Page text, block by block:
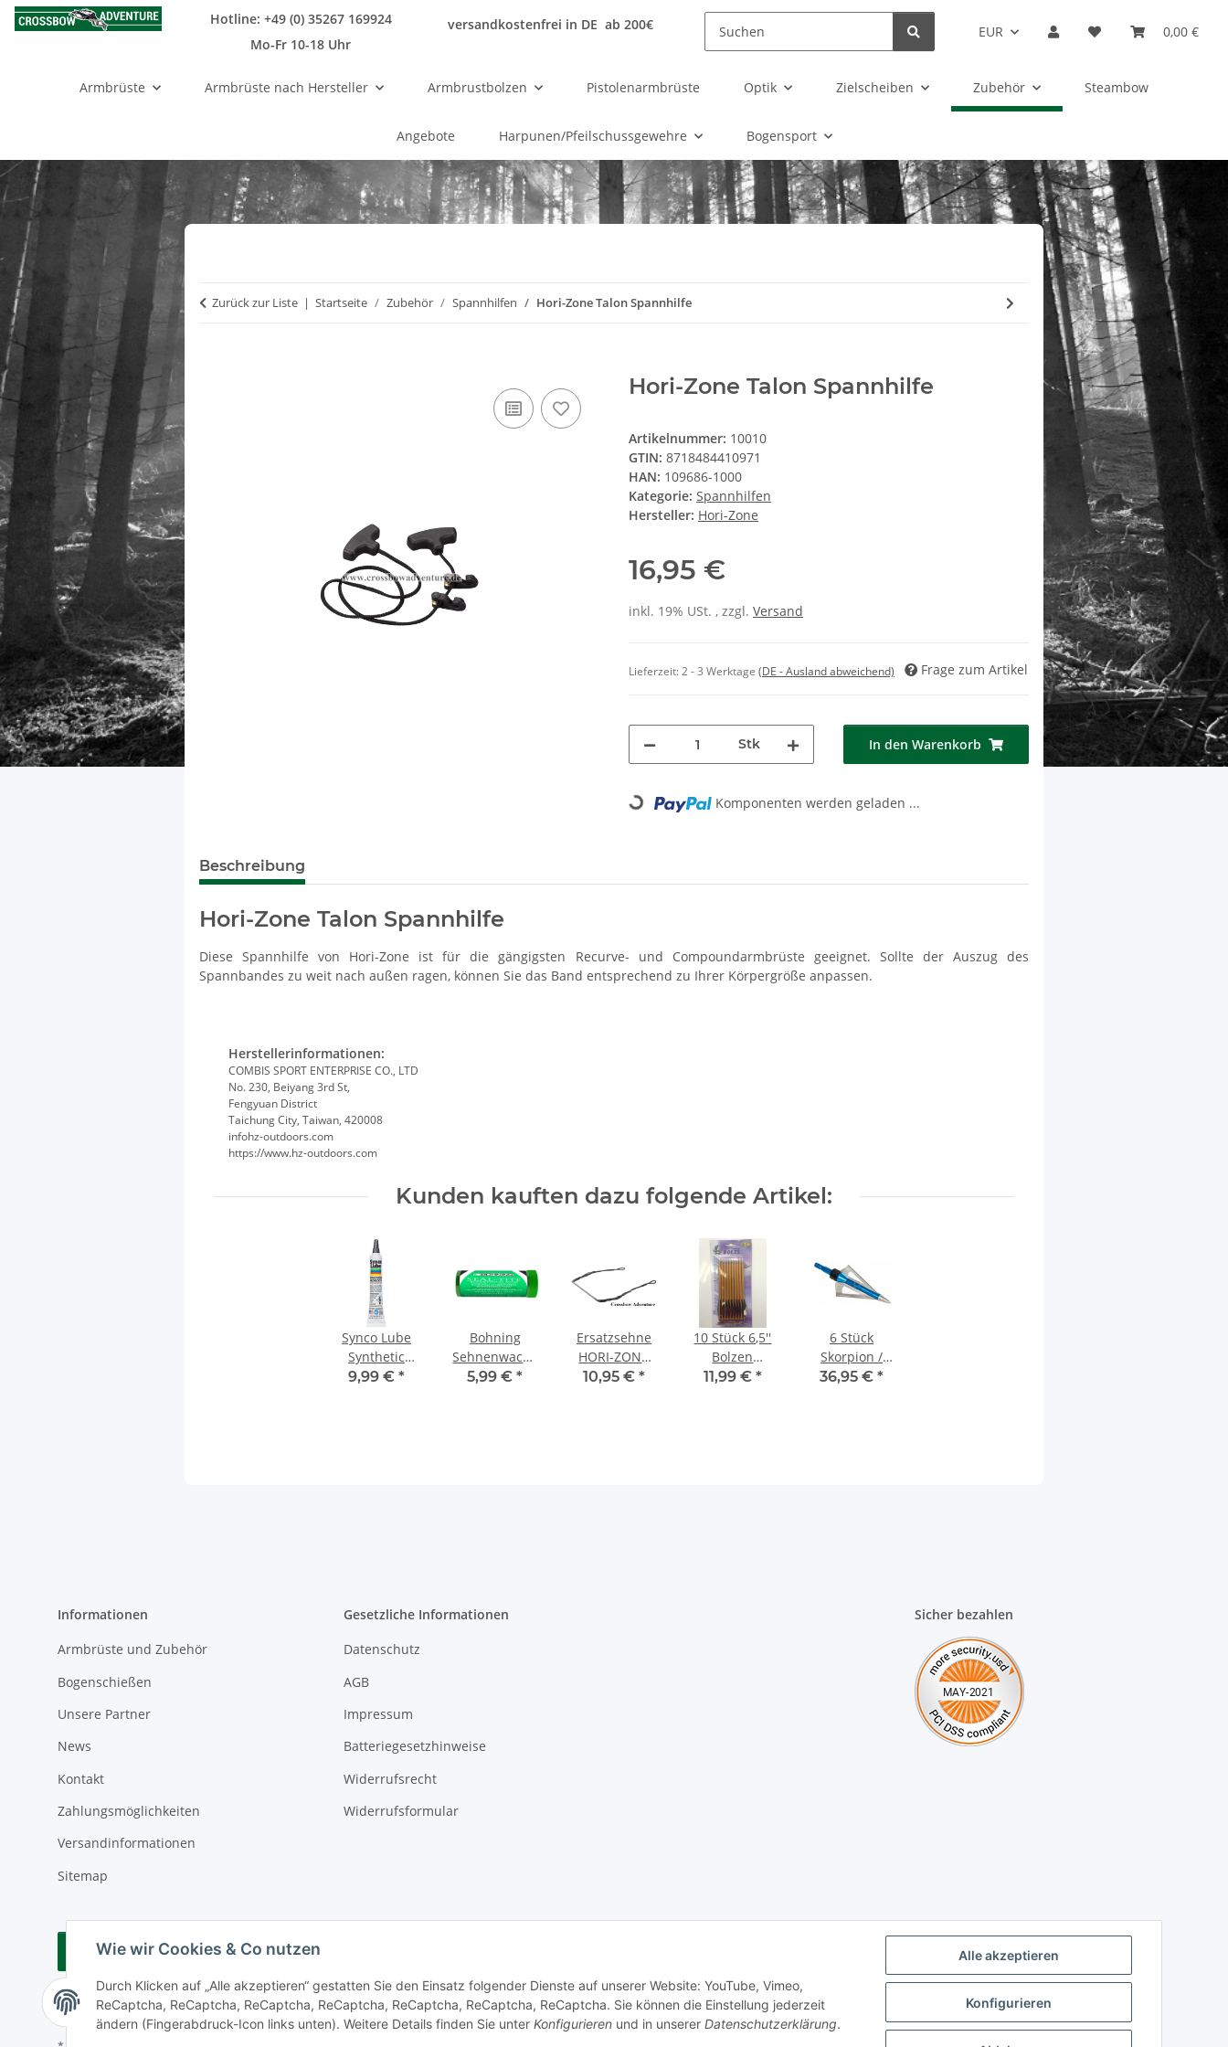
Alle akzeptieren
Konfigurieren
Wie wir Cookies & Co nutzen
Durch Klicken auf „Alle akzeptieren“ gestatten Sie den Einsatz folgender Dienste auf unserer Website: YouTube, Vimeo,
ReCaptcha, ReCaptcha, ReCaptcha, ReCaptcha, ReCaptcha, ReCaptcha, ReCaptcha. Sie können die Einstellung jederzeit
ändern (Fingerabdruck-Icon links unten). Weitere Details finden Sie unter Konfigurieren und in unserer Datenschutzerklärung.
Hotline: +49 (0) 35267 169924
Mo-Fr 10-18 Uhr
versandkostenfrei in DE ab 200€ EUR 0,00 €
Armbrüste Armbrüste nach Hersteller Armbrustbolzen Pistolenarmbrüste Optik Zielscheiben Zubehör Steambow
Angebote Harpunen/Pfeilschussgewehre Bogensport
Zurück zur Liste Startseite Zubehör Spannhilfen Hori-Zone Talon Spannhilfe
Hori-Zone Talon Spannhilfe
Artikelnummer: 10010
GTIN: 8718484410971
HAN: 109686-1000
Kategorie: Spannhilfen
Hersteller: Hori-Zone
16,95 €
inkl. 19% USt. , zzgl. Versand
Lieferzeit:2 - 3 Werktage (DE - Ausland abweichend) Frage zum Artikel
Stk In den Warenkorb
Loading... Komponenten werden geladen ...
Beschreibung
Hori-Zone Talon Spannhilfe
Diese Spannhilfe von Hori-Zone ist für die gängigsten Recurve- und Compoundarmbrüste geeignet. Sollte der Auszug des
Spannbandes zu weit nach außen ragen, können Sie das Band entsprechend zu Ihrer Körpergröße anpassen.
Herstellerinformationen:
COMBIS SPORT ENTERPRISE CO., LTD
No. 230, Beiyang 3rd St,
Fengyuan District
Taichung City, Taiwan, 420008
infohz-outdoors.com
https://www.hz-outdoors.com
Kunden kauften dazu folgende Artikel:
Synco Lube
Synthetic
Grease (Rail
9,99 € *
Bohning
Sehnenwachs
Seal Tite
5,99 €*
Ersatzsehne
HORI-ZONE
Redback
10,95 € *
10 Stück 6,5''
Bolzen
Aluminium
11,99 € *
6 Stück
Skorpion /
Maximal
36,95 € *
Informationen
Armbrüste und Zubehör
Bogenschießen
Unsere Partner
News
Kontakt
Zahlungsmöglichkeiten
Versandinformationen
Sitemap
Gesetzliche Informationen
Datenschutz
AGB
Impressum
Batteriegesetzhinweise
Widerrufsrecht
Widerrufsformular
Sicher bezahlen
Vertrag widerrufen